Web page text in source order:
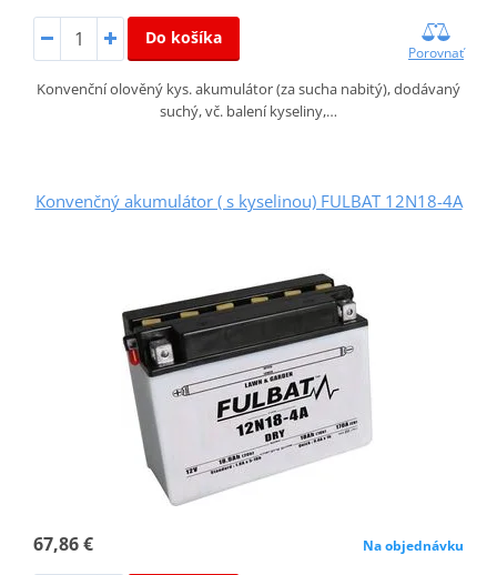
Do košíka
Porovnať
Konvenční olověný kys. akumulátor (za sucha nabitý), dodávaný
suchý, vč. balení kyseliny,…
Konvenčný akumulátor ( s kyselinou) FULBAT 12N18-4A
67,86 € Na objednávku